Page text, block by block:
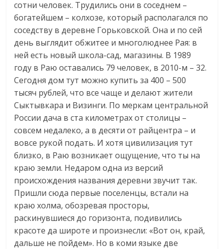
сотни человек. Трудились они в соседнем –
богатейшем – колхозе, который располагался по
соседству в деревне Горьковской. Она и по сей
день выглядит обжитее и многолюднее Рая: в
ней есть новый школа-сад, магазины. В 1989
году в Раю оставались 79 человек, в 2010-м – 32.
Сегодня дом тут можно купить за 400 – 500
тысяч рублей, что все чаще и делают жители
Сыктывкара и Визинги. По меркам центральной
России дача в ста километрах от столицы –
совсем недалеко, а в десяти от райцентра – и
вовсе рукой подать. И хотя цивилизация тут
близко, в Раю возникает ощущение, что ты на
краю земли. Недаром одна из версий
происхождения названия деревни звучит так.
Пришли сюда первые поселенцы, встали на
краю холма, обозревая просторы,
раскинувшиеся до горизонта, подивились
красоте да широте и произнесли: «Вот он, край,
дальше не пойдем». Но в коми языке две